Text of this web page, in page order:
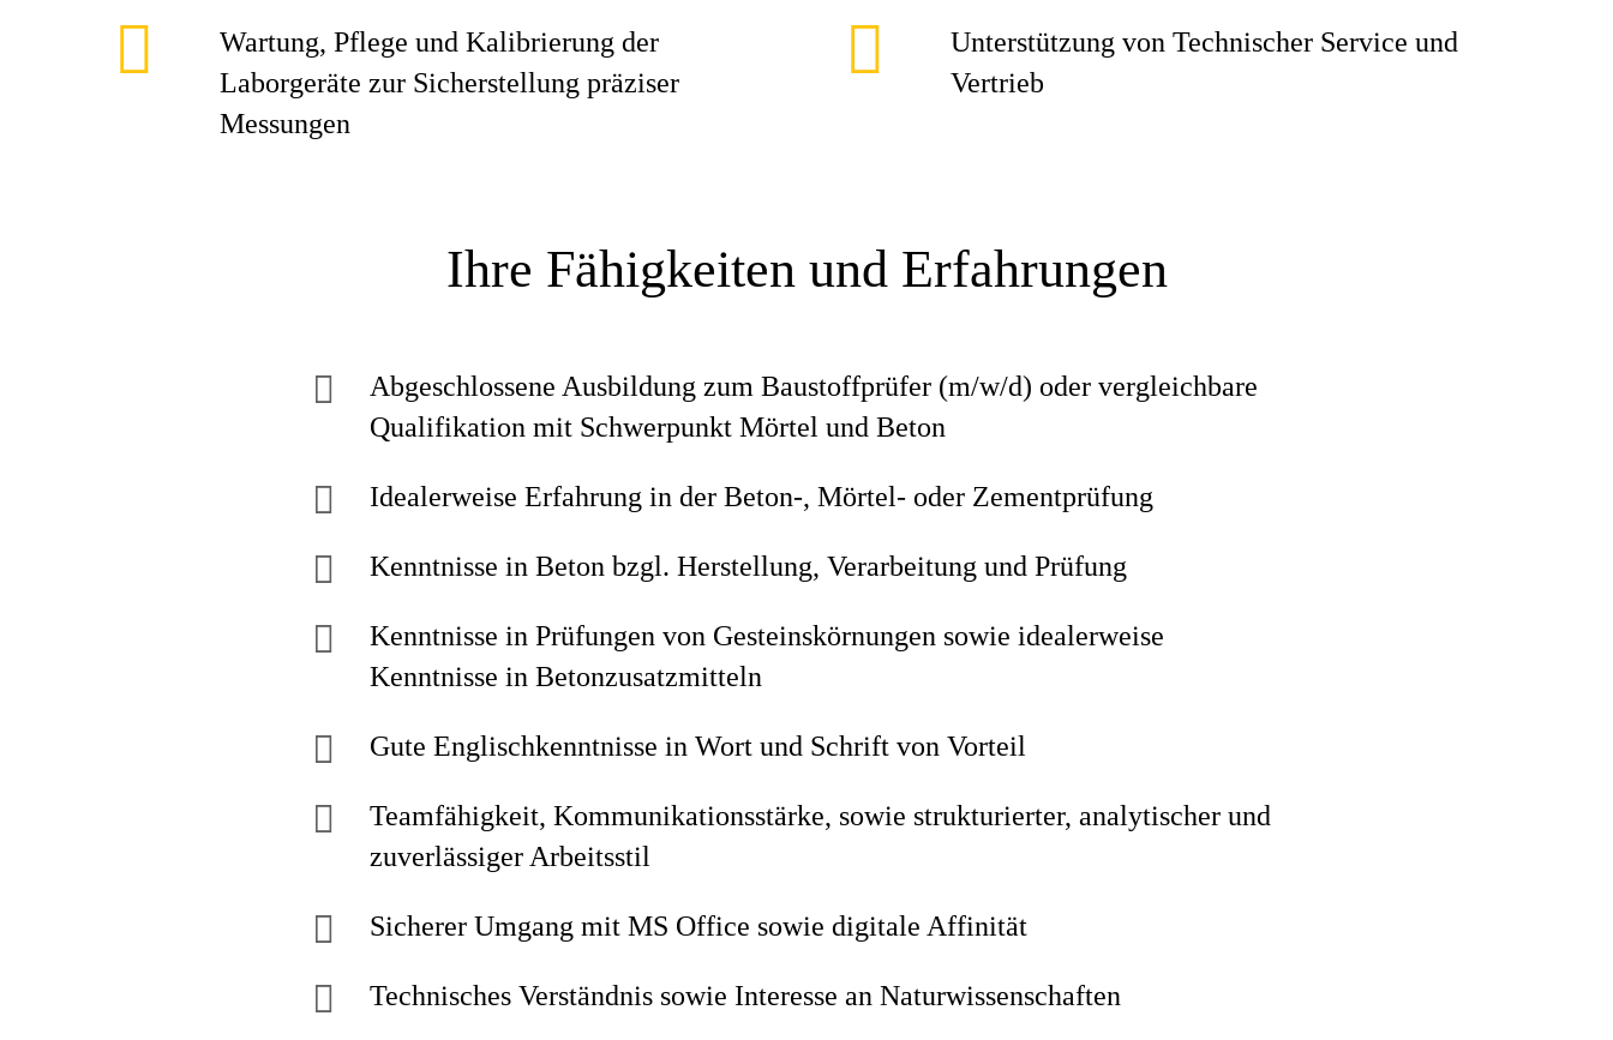
Wartung, Pflege und Kalibrierung der
Laborgeräte zur Sicherstellung präziser
Messungen
Unterstützung von Technischer Service und
Vertrieb
Ihre Fähigkeiten und Erfahrungen
Abgeschlossene Ausbildung zum Baustoffprüfer (m/w/d) oder vergleichbare
Qualifikation mit Schwerpunkt Mörtel und Beton
Idealerweise Erfahrung in der Beton-, Mörtel- oder Zementprüfung
Kenntnisse in Beton bzgl. Herstellung, Verarbeitung und Prüfung
Kenntnisse in Prüfungen von Gesteinskörnungen sowie idealerweise
Kenntnisse in Betonzusatzmitteln
Gute Englischkenntnisse in Wort und Schrift von Vorteil
Teamfähigkeit, Kommunikationsstärke, sowie strukturierter, analytischer und
zuverlässiger Arbeitsstil
Sicherer Umgang mit MS Office sowie digitale Affinität
Technisches Verständnis sowie Interesse an Naturwissenschaften